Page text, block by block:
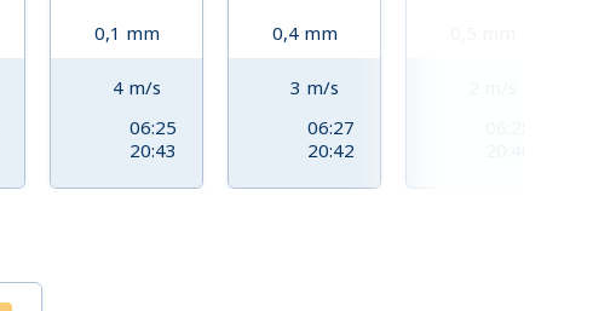
0,1 mm
4 m/s
06:25
20:43
0,4 mm
3 m/s
06:27
20:42